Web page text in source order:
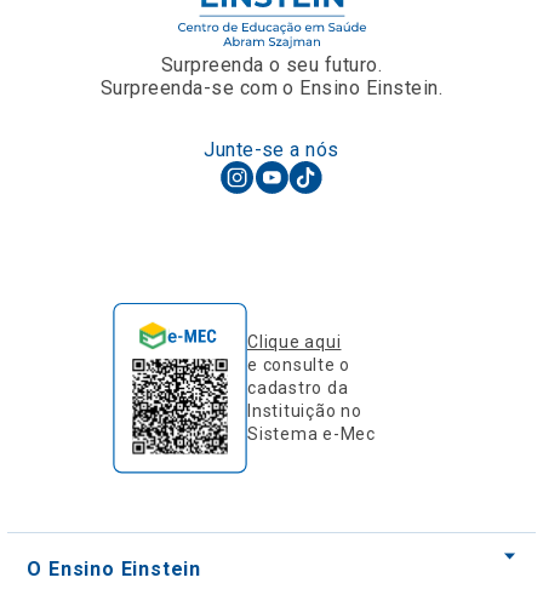
Surpreenda o seu futuro.
Surpreenda-se com o Ensino Einstein.
Junte-se a nós
Clique aqui
e consulte o
cadastro da
Instituição no
Sistema e-Mec
O Ensino Einstein